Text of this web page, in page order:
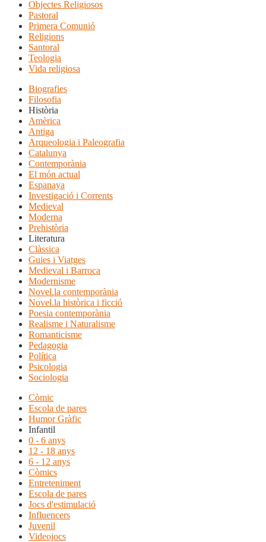
Objectes Religiosos
Pastoral
Primera Comunió
Religions
Santoral
Teologia
Vida religiosa
Biografies
Filosofia
Història
Amèrica
Antiga
Arqueologia i Paleografia
Catalunya
Contemporània
El món actual
Espanaya
Investigació i Corrents
Medieval
Moderna
Prehistòria
Literatura
Clàssica
Guies i Viatges
Medieval i Barroca
Modernisme
Novel.la contemporània
Novel.la històrica i ficció
Poesia contemporània
Realisme i Naturalisme
Romanticisme
Pedagogia
Política
Psicologia
Sociologia
Còmic
Escola de pares
Humor Gràfic
Infantil
0 - 6 anys
12 - 18 anys
6 - 12 anys
Còmics
Entreteniment
Escola de pares
Jocs d'estimulació
Influencers
Juvenil
Videojocs